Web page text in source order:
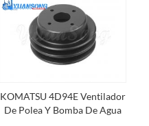
KOMATSU 4D94E Ventilador
De Polea Y Bomba De Agua